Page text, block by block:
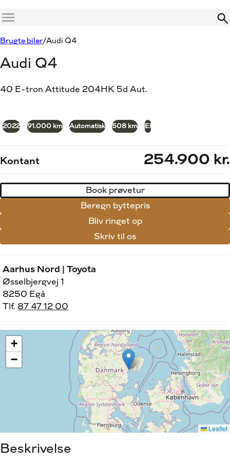
Menu
Brugte biler Audi Q4
Audi Q4
40 E-tron Attitude 204HK 5d Aut.
2022 91.000 km Automatisk 508 km El
Kontant 254.900 kr.
Book prøvetur
Beregn byttepris
Bliv ringet op
Skriv til os
Aarhus Nord | Toyota
Øsselbjergvej 1
8250 Egå
Tlf.87 47 12 00
Beskrivelse